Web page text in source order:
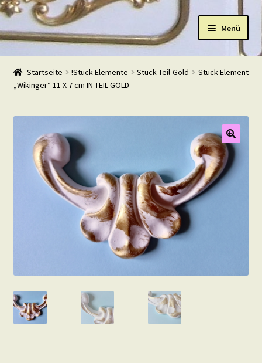
Navigation
Zum
Inhalt
Menü
Start
Shop
Warenkorb
Mein Konto
Startseite !Stuck Elemente Stuck Teil-Gold
Stuck Element
„Wikinger“ 11 X 7 cm IN TEIL-GOLD